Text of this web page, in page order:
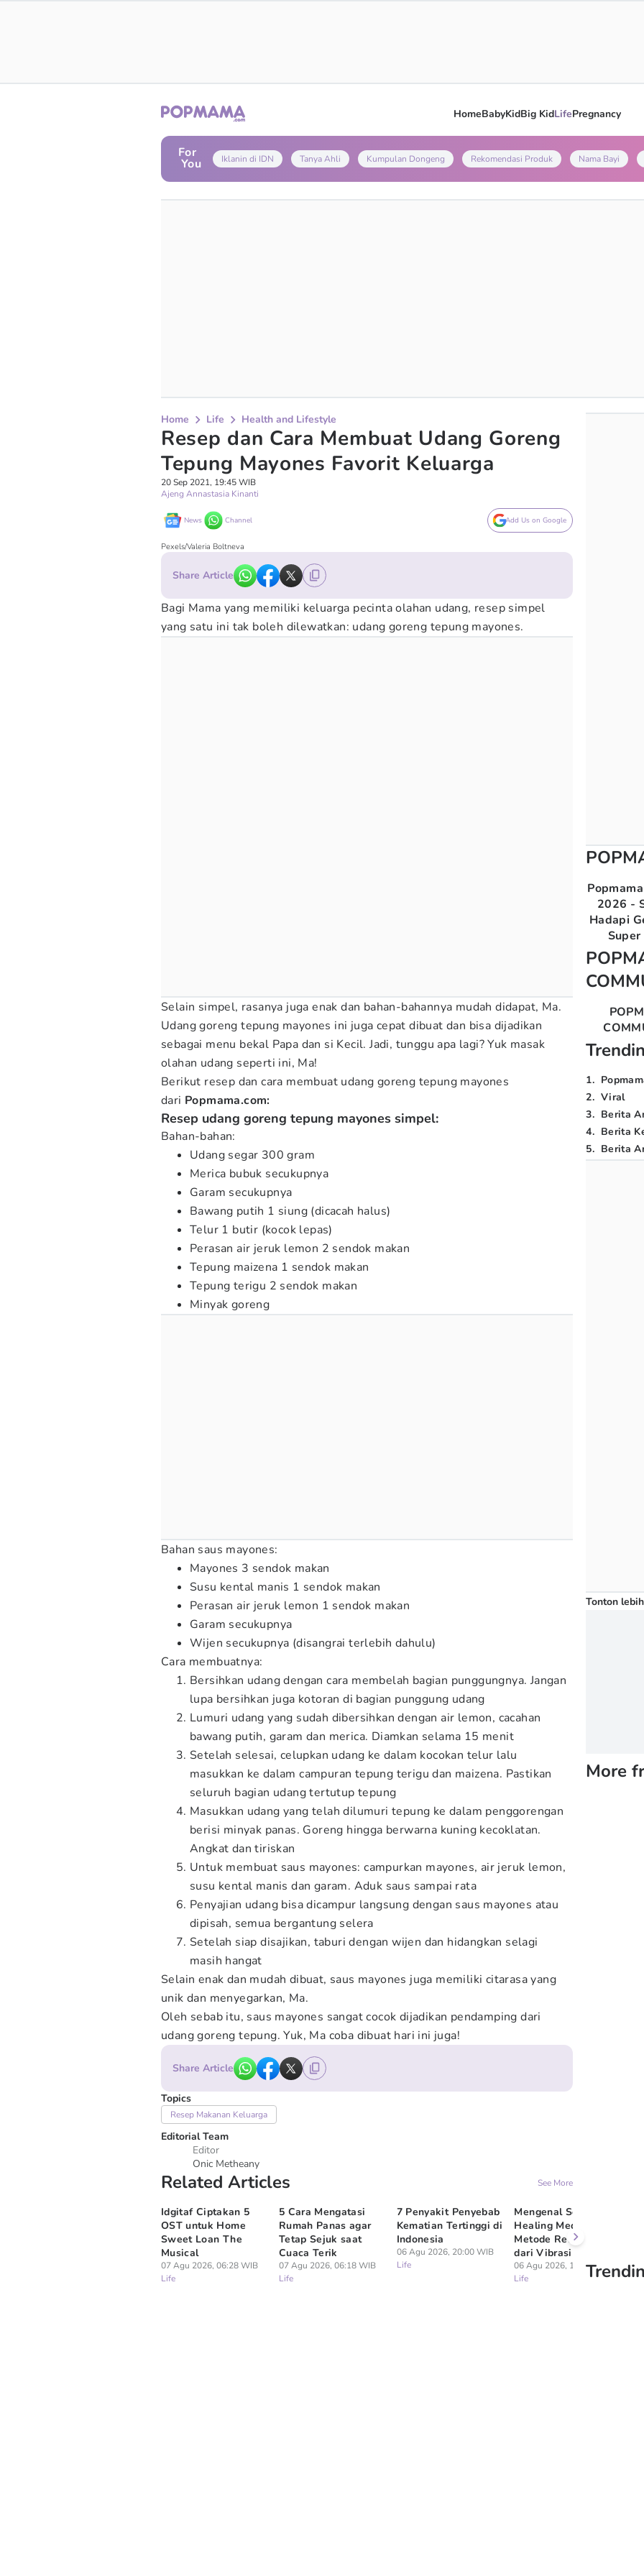
HomeBabyKidBig KidLifePregnancy
For
You Iklanin di IDN Tanya Ahli Kumpulan Dongeng Rekomendasi Produk Nama Bayi
Home Life Health and Lifestyle
Resep dan Cara Membuat Udang Goreng
Tepung Mayones Favorit Keluarga
20 Sep 2021, 19:45 WIB
Ajeng Annastasia Kinanti
News Channel Add Us on Google
Pexels/Valeria Boltneva
Share Article
Bagi Mama yang memiliki keluarga pecinta olahan udang, resep simpel
yang satu ini tak boleh dilewatkan: udang goreng tepung mayones.
Selain simpel, rasanya juga enak dan bahan-bahannya mudah didapat, Ma.
Udang goreng tepung mayones ini juga cepat dibuat dan bisa dijadikan
sebagai menu bekal Papa dan si Kecil. Jadi, tunggu apa lagi? Yuk masak
olahan udang seperti ini, Ma!
Berikut resep dan cara membuat udang goreng tepung mayones
dari Popmama.com:
Resep udang goreng tepung mayones simpel:
Bahan-bahan:
Udang segar 300 gram
Merica bubuk secukupnya
Garam secukupnya
Bawang putih 1 siung (dicacah halus)
Telur 1 butir (kocok lepas)
Perasan air jeruk lemon 2 sendok makan
Tepung maizena 1 sendok makan
Tepung terigu 2 sendok makan
Minyak goreng
Bahan saus mayones:
Mayones 3 sendok makan
Susu kental manis 1 sendok makan
Perasan air jeruk lemon 1 sendok makan
Garam secukupnya
Wijen secukupnya (disangrai terlebih dahulu)
Cara membuatnya:
Bersihkan udang dengan cara membelah bagian punggungnya. Jangan
lupa bersihkan juga kotoran di bagian punggung udang
Lumuri udang yang sudah dibersihkan dengan air lemon, cacahan
bawang putih, garam dan merica. Diamkan selama 15 menit
Setelah selesai, celupkan udang ke dalam kocokan telur lalu
masukkan ke dalam campuran tepung terigu dan maizena. Pastikan
seluruh bagian udang tertutup tepung
Masukkan udang yang telah dilumuri tepung ke dalam penggorengan
berisi minyak panas. Goreng hingga berwarna kuning kecoklatan.
Angkat dan tiriskan
Untuk membuat saus mayones: campurkan mayones, air jeruk lemon,
susu kental manis dan garam. Aduk saus sampai rata
Penyajian udang bisa dicampur langsung dengan saus mayones atau
dipisah, semua bergantung selera
Setelah siap disajikan, taburi dengan wijen dan hidangkan selagi
masih hangat
Selain enak dan mudah dibuat, saus mayones juga memiliki citarasa yang
unik dan menyegarkan, Ma.
Oleh sebab itu, saus mayones sangat cocok dijadikan pendamping dari
udang goreng tepung. Yuk, Ma coba dibuat hari ini juga!
Share Article
Topics
Resep Makanan Keluarga
Editorial Team
Editor
Onic Metheany
Related Articles See More
Idgitaf Ciptakan 5
OST untuk Home
Sweet Loan The
Musical
07 Agu 2026, 06:28 WIB
Life
5 Cara Mengatasi
Rumah Panas agar
Tetap Sejuk saat
Cuaca Terik
07 Agu 2026, 06:18 WIB
Life
7 Penyakit Penyebab
Kematian Tertinggi di
Indonesia
06 Agu 2026, 20:00 WIB
Life
Mengenal Sound
Healing Meditation,
Metode Relaksasi
dari Vibrasi Suara
06 Agu 2026, 19:10 WIB
Life
06
2026 -
Hadapi
1.
2. Viral
3. Berita
4. Berita
5. Berita
Tonton
More